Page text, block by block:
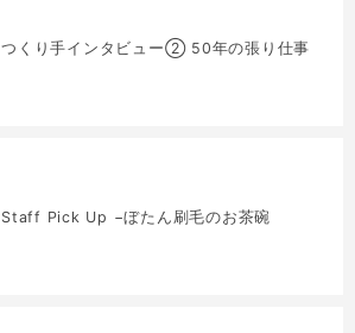
つくり手インタビュー② 50年の張り仕事
Staff Pick Up −ぼたん刷毛のお茶碗